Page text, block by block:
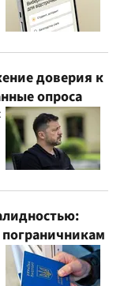
доверия к
опроса